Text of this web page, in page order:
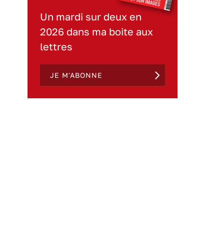
Un mardi sur deux en
2026 dans ma boite aux
lettres
JE M'ABONNE